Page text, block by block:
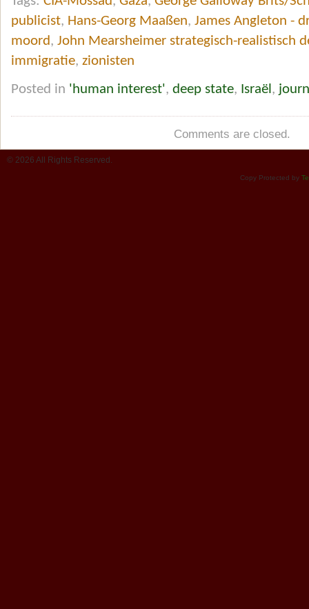
publicist, Hans-Georg Maaßen, James Angleton -
moord, John Mearsheimer strategisch-realistisch
immigratie, zionisten
Posted in 'human interest', deep state, Israël ,
Comments are closed.
© 2026 All Rights Reserved.
Copy Protected by